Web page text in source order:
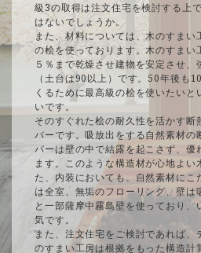
級3の取得は注文住宅を検討する上
はないでしょうか。
また、材料については、木のすまい
の桧を使っております。木のすまい
５％まで乾燥させ建物を安定させ
（土台は90以上）です。50年後も
くるために最高級の桧を使いたいと
いです。
そのすぐれた桧の耐久性を活かす断
バーです。吸放出をする自然素材の
バーは壁の中で結露を起こさず、優
ます。このような構造材が心地よい
た、内装においても、自然素材にこ
は全室、無垢のフローリング、壁は
と一部薩摩中霧島壁を使っており、
気です。
また、注文住宅をご検討であれば、
のすまい工房は根拠をもった構造計